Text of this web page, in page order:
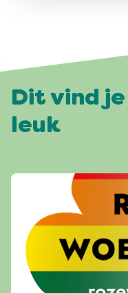
Dit vind
leuk